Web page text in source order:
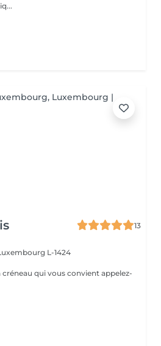
13
L-1424
créneau qui vous convient appelez-